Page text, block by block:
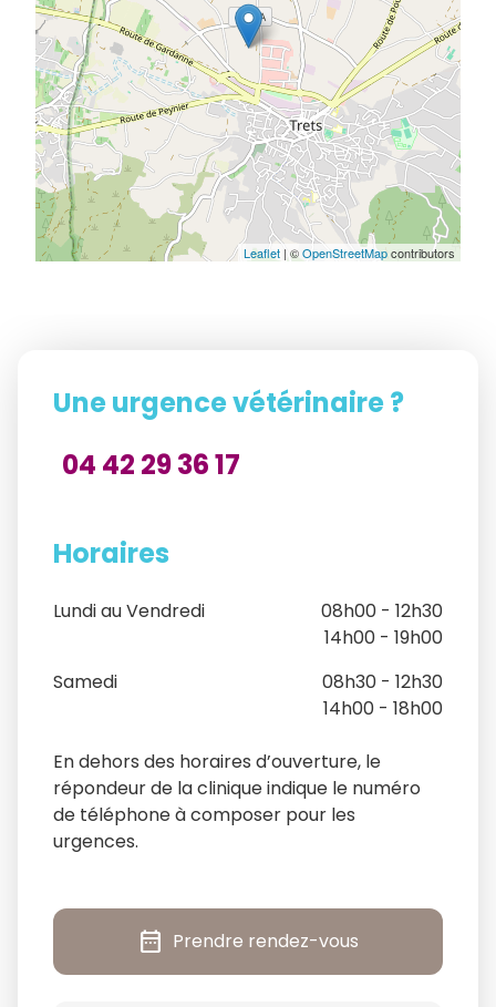
Leaflet | ©OpenStreetMapcontributors
Une urgence vétérinaire ?
04 42 29 36 17
Horaires
Lundi au Vendredi
08h00 - 12h30
14h00 - 19h00
Samedi
08h30 - 12h30
14h00 - 18h00
En dehors des horaires d’ouverture, le
répondeur de la clinique indique le numéro
de téléphone à composer pour les
urgences.
date_range Prendre rendez-vous